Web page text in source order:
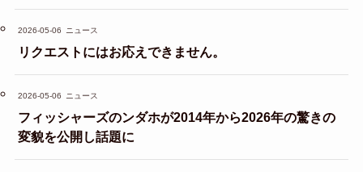
2026-05-06 ニュース
リクエストにはお応えできません。
2026-05-06 ニュース
フィッシャーズのンダホが2014年から2026年の驚きの
変貌を公開し話題に